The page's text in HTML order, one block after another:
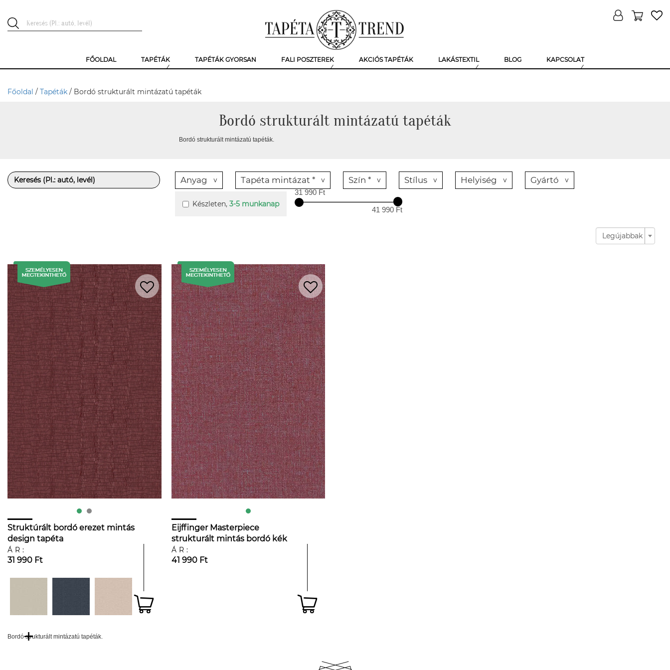
FŐOLDAL TAPÉTÁK TAPÉTÁK GYORSAN FALI POSZTEREK AKCIÓS TAPÉTÁK LAKÁSTEXTIL BLOG KAPCSOLAT
Főoldal / Tapéták / Bordó strukturált mintázatú tapéták
Bordó strukturált mintázatú tapéták
Bordó strukturált mintázatú tapéták.
Anyag Tapéta mintázat * Szín * Stílus Helyiség Gyártó
Készleten, 3-5 munkanap
31 990 Ft
41 990 Ft
Legújabbak
Struktúrált bordó erezet mintás
design tapéta
ÁR:
31 990 Ft
Eijffinger Masterpiece
strukturált mintás bordó kék
színű uni tapéta
ÁR:
41 990 Ft
Bordó strukturált mintázatú tapéták.